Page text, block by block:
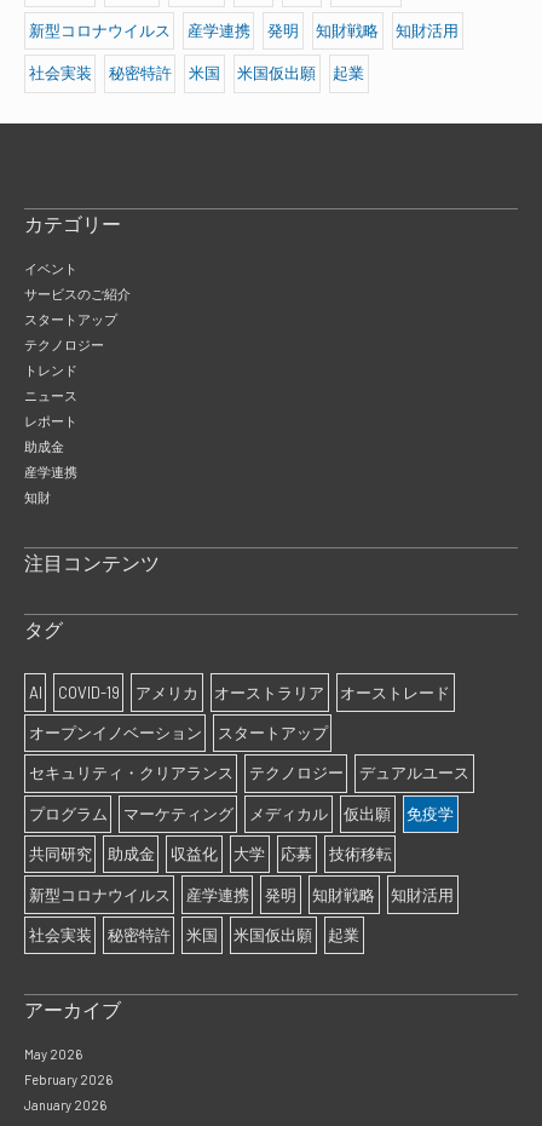
新型コロナウイルス 産学連携 発明 知財戦略 知財活用
社会実装 秘密特許 米国 米国仮出願 起業
カテゴリー
イベント
サービスのご紹介
スタートアップ
テクノロジー
トレンド
ニュース
レポート
助成金
産学連携
知財
注目コンテンツ
タグ
AI COVID-19 アメリカ オーストラリア オーストレード
オープンイノベーション スタートアップ
セキュリティ・クリアランス テクノロジー デュアルユース
プログラム マーケティング メディカル 仮出願 免疫学
共同研究 助成金 収益化 大学 応募 技術移転
新型コロナウイルス 産学連携 発明 知財戦略 知財活用
社会実装 秘密特許 米国 米国仮出願 起業
アーカイブ
May 2026
February 2026
January 2026